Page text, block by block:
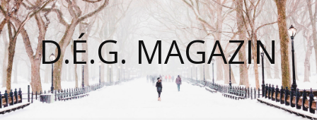
D.É.G. MAGAZIN